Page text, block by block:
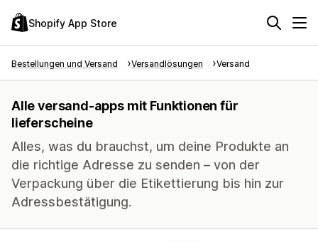
Shopify App Store
Bestellungen und Versand Versandlösungen Versand
Alle versand-apps mit Funktionen für
lieferscheine
Alles, was du brauchst, um deine Produkte an
die richtige Adresse zu senden – von der
Verpackung über die Etikettierung bis hin zur
Adressbestätigung.